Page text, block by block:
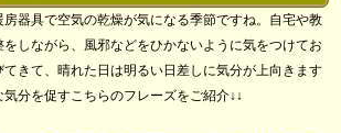
器具で空気の乾燥が気になる季節ですね。自宅や教
しながら、風邪などをひかないように気をつけてお
てきて、晴れた日は明るい日差しに気分が上向きます
分を促すこちらのフレーズをご紹介↓↓